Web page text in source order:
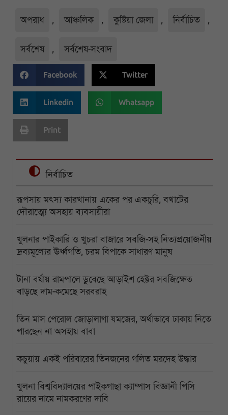
অপরাধ , আঞ্চলিক , কুষ্টিয়া জেলা , নির্বাচিত ,
সর্বশেষ , সর্বশেষ-সংবাদ
Facebook Twitter
Linkedin Whatsapp
Print
নির্বাচিত
রূপসায় মৎস্য কারখানায় একের পর একচুরি, বখাটের
দৌরাত্ম্যে অসহায় ব্যবসায়ীরা
খুলনার পাইকারি ও খুচরা বাজারে সবজি-সহ নিত্যপ্রয়োজনীয়
দ্রব্যমূল্যের ঊর্ধ্বগতি, চরম বিপাকে সাধারণ মানুষ
টানা বর্ষায় রামপালে ডুবেছে আড়াইশ হেক্টর সবজিক্ষেত
বাড়ছে দাম-কমেছে সরবরাহ
তিন মাস পেরোল জোড়ালাগা যমজের, অর্থাভাবে ঢাকায় নিতে
পারছেন না অসহায় বাবা
কচুয়ায় একই পরিবারের তিনজনের গলিত মরদেহ উদ্ধার
খুলনা বিশ্ববিদ্যালয়ের পাইকগাছা ক্যাম্পাস বিজ্ঞানী পিসি
রায়ের নামে নামকরণের দাবি